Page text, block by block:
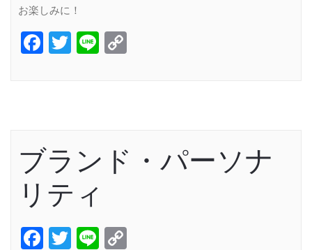
お楽しみに！
Facebook
Twitter
Line
ブランド・パーソナ
リティ
Facebook
Twitter
Line